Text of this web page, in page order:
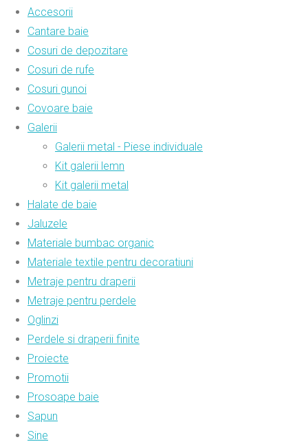
Accesorii
Cantare baie
Cosuri de depozitare
Cosuri de rufe
Cosuri gunoi
Covoare baie
Galerii
Galerii metal - Piese individuale
Kit galerii lemn
Kit galerii metal
Halate de baie
Jaluzele
Materiale bumbac organic
Materiale textile pentru decoratiuni
Metraje pentru draperii
Metraje pentru perdele
Oglinzi
Perdele si draperii finite
Proiecte
Promotii
Prosoape baie
Sapun
Sine